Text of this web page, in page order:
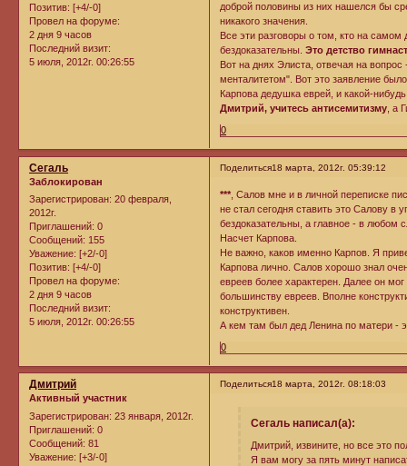
Позитив: [+4/-0]
Провел на форуме:
2 дня 9 часов
Последний визит:
5 июля, 2012г. 00:26:55
доброй половины из них нашелся бы
никакого значения.
Все эти разговоры о том, кто на
бездоказательны.Это детство
Вот на днях Элиста, отвечая на
менталитетом". Вот это заявление
Карпова дедушка еврей, и какой-
Дмитрий, учитесь антисемитизму , а
0
Поделиться18 марта, 2012г. 05:39:12
Сегаль
Заблокирован
Зарегистрирован: 20 февраля,
2012г.
Приглашений: 0
Сообщений: 155
Уважение: [+2/-0]
Позитив: [+4/-0]
Провел на форуме:
2 дня 9 часов
Последний визит:
5 июля, 2012г. 00:26:55
*** , Салов мне и в личной переписке
не стал сегодня ставить это Салову в
бездоказательны, а главное - в любом
Насчет Карпова.
Не важно, каков именно Карпов. Я
Карпова лично. Салов хорошо знал
евреев более характерен. Далее он
большинству евреев. Вполне
конструктивен.
А кем там был дед Ленина по матери -
0
Поделиться18 марта, 2012г. 08:18:03
Дмитрий
Активный участник
Зарегистрирован: 23 января, 2012г.
Приглашений: 0
Сообщений: 81
Уважение: [+3/-0]
Сегаль написал(а):
Дмитрий, извините, но все это
Я вам могу за пять минут